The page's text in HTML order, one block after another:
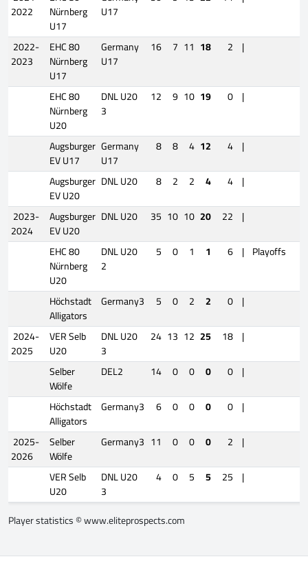
2022
Nürnberg
U17
U17
2022-
2023
EHC 80
Nürnberg
U17
Germany
U17
16 7 11 18 2 |
EHC 80
Nürnberg
U20
DNL U20
3
12 9 10 19 0 |
Augsburger
EV U17
Germany
U17
8 8 4 12 4 |
Augsburger
EV U20
DNL U20 8 2 2 4 4 |
2023-
2024
Augsburger
EV U20
DNL U20 35 10 10 20 22 |
EHC 80
Nürnberg
U20
DNL U20
2
5 0 1 1 6 | Playoffs
Höchstadt
Alligators
Germany3 5 0 2 2 0 |
2024-
2025
VER Selb
U20
DNL U20
3
24 13 12 25 18 |
Selber
Wölfe
DEL2 14 0 0 0 0 |
Höchstadt
Alligators
Germany3 6 0 0 0 0 |
2025-
2026
Selber
Wölfe
Germany3 11 0 0 0 2 |
VER Selb
U20
DNL U20
3
4 0 5 5 25 |
Player statistics ©www.eliteprospects.com